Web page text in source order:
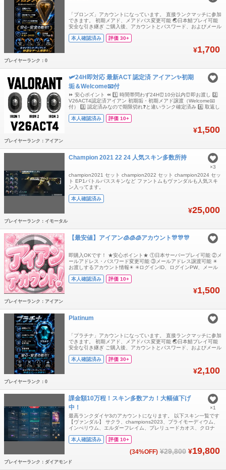
「ブロンズ」アカウントになっています。 直接ランクマッチに参加
できます。 初期メアド、メアドパス変更可能 🌏日本鯖プレイ可能
安全な引き継ぎ ご購入後、アカウントとパスワード、およびメール
には安価なアカウントがいくつかあることは知っていますが、それ
本人確認済み 評価 30+
¥1,700
プレイヤーランク：0
🛩️24H即対応 最新ACT 認定済 アイアン✨初期
垢＆Welcome📧付
⏩️ 安心ポイント ⏪️ 1️⃣ 時間帯問わず24H⏰️10分以内⏰️即お渡し 2️⃣
V26ACT4認定済アイアン 初期垢・初期メアド譲渡（Welcome📧
付） 3️⃣ 認定済みなので期限切れ❓️と違いランク確定済み 4️⃣ 取返し
す」等コメント不要で即購入OKです 🎮️ 商品説明 🎮️ ✅ レベル20～
本人確認済み 評価 10+
¥1,500
プレイヤーランク：アイアン
Champion 2021 22 24 人気スキン多数所持
champion2021 セット champion2022 セット champion2024 セッ
ト EP1バトルパススキンなど ファントムもヴァンダルも人気スキ
ン入ってます。
本人確認済み
¥25,000
×3
プレイヤーランク：イモータル
【最安値】アイアン🧊🧊🧊アカウント🎊🎊🎊
即購入OKです！ ★安心ポイント★ ①日本サーバープレイ可能 ②メ
ールアドレス・パスワード変更可能 ③メールアドレス譲渡可能 ☀︎
お渡しするアカウント情報☀︎ ✳︎ログインID、ログインPW、メール
ン ✳︎レベル、スキン、エージェントはランダムになります ✳︎認定結
本人確認済み 評価 10+
¥1,500
プレイヤーランク：アイアン
Platinum
「プラチナ」アカウントになっています。 直接ランクマッチに参加
できます。 初期メアド、メアドパス変更可能 🌏日本鯖プレイ可能
安全な引き継ぎ ご購入後、アカウントとパスワード、およびメール
には安価なアカウントがいくつかあることは知っていますが、それ
本人確認済み 評価 30+
¥2,100
プレイヤーランク：0
課金額10万程！スキン多数アカ！大幅値下げ
中！
最高ランクダイヤ3のアカウントになります。 以下スキン一覧です
【ヴァンダル】 サクラ、champions2023、プライモーディウム、
インぺリウム、エルダーフレイム、プレリュードカオス、クロナ
ィウム、スペクトラム 【ナイフ】 リーヴァーカラムビット、オー
本人確認済み 評価 10+
(34%OFF) ¥29,800 ¥19,800
×1
プレイヤーランク：ダイアモンド